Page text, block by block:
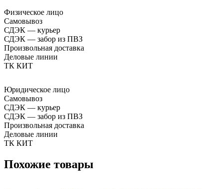
Физическое лицо
Самовывоз
СДЭК — курьер
СДЭК — забор из ПВЗ
Произвольная доставка
Деловые линии
ТК КИТ
Юридическое лицо
Самовывоз
СДЭК — курьер
СДЭК — забор из ПВЗ
Произвольная доставка
Деловые линии
ТК КИТ
Похожие товары